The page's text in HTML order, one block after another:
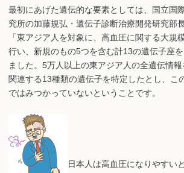
最初にあげた遺伝的な要素としては、国立国
究所の加藤規弘・遺伝子診断治療開発研究部
「東アジア人を対象に、高血圧に関する大規
行い、新規のもの5つを含む計13の遺伝子座
ました。5万人以上の東アジア人の全遺伝情
関連する13種類の遺伝子を特定したとし、こ
ではみつかっていないということです。
日本人は高血圧になりやすい